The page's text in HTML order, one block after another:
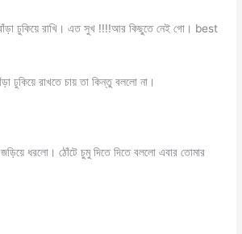
ঢুকিয়ে রাখি। এত সুখ !!!!আর কিছুতে নেই গো। best
ঢুকিয়ে রাখতে চায় তা কিন্তু বললো না।
ধরলো। ঠোঁটে চুমু দিতে দিতে বললো এবার তোমার